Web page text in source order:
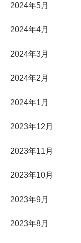
2024年5月
2024年4月
2024年3月
2024年2月
2024年1月
2023年12月
2023年11月
2023年10月
2023年9月
2023年8月